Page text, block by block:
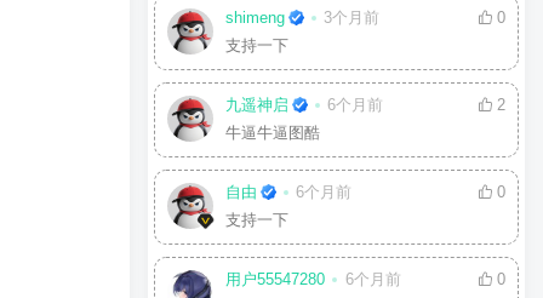
shimeng 3个月前
0
支持一下
九遥神启 6个月前
2
牛逼牛逼图酷
自由 6个月前
0
支持一下
用户55547280 6个月前
0